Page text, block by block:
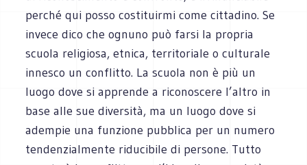
per­ché qui posso costi­tuirmi come cit­ta­dino. Se
invece dico che ognuno può farsi la pro­pria
scuola reli­giosa, etnica, ter­ri­to­riale o cul­tu­rale
inne­sco un con­flitto. La scuola non è più un
luogo dove si apprende a rico­no­scere l’altro in
base alle sue diver­sità, ma un luogo dove si
adem­pie una fun­zione pub­blica per un numero
ten­den­zial­mente ridu­ci­bile di per­sone. Tutto